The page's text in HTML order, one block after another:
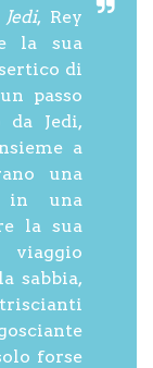
, Rey
la sua
di
passo
da Jedi,
a
una
in una
la sua
sabbia,
forse